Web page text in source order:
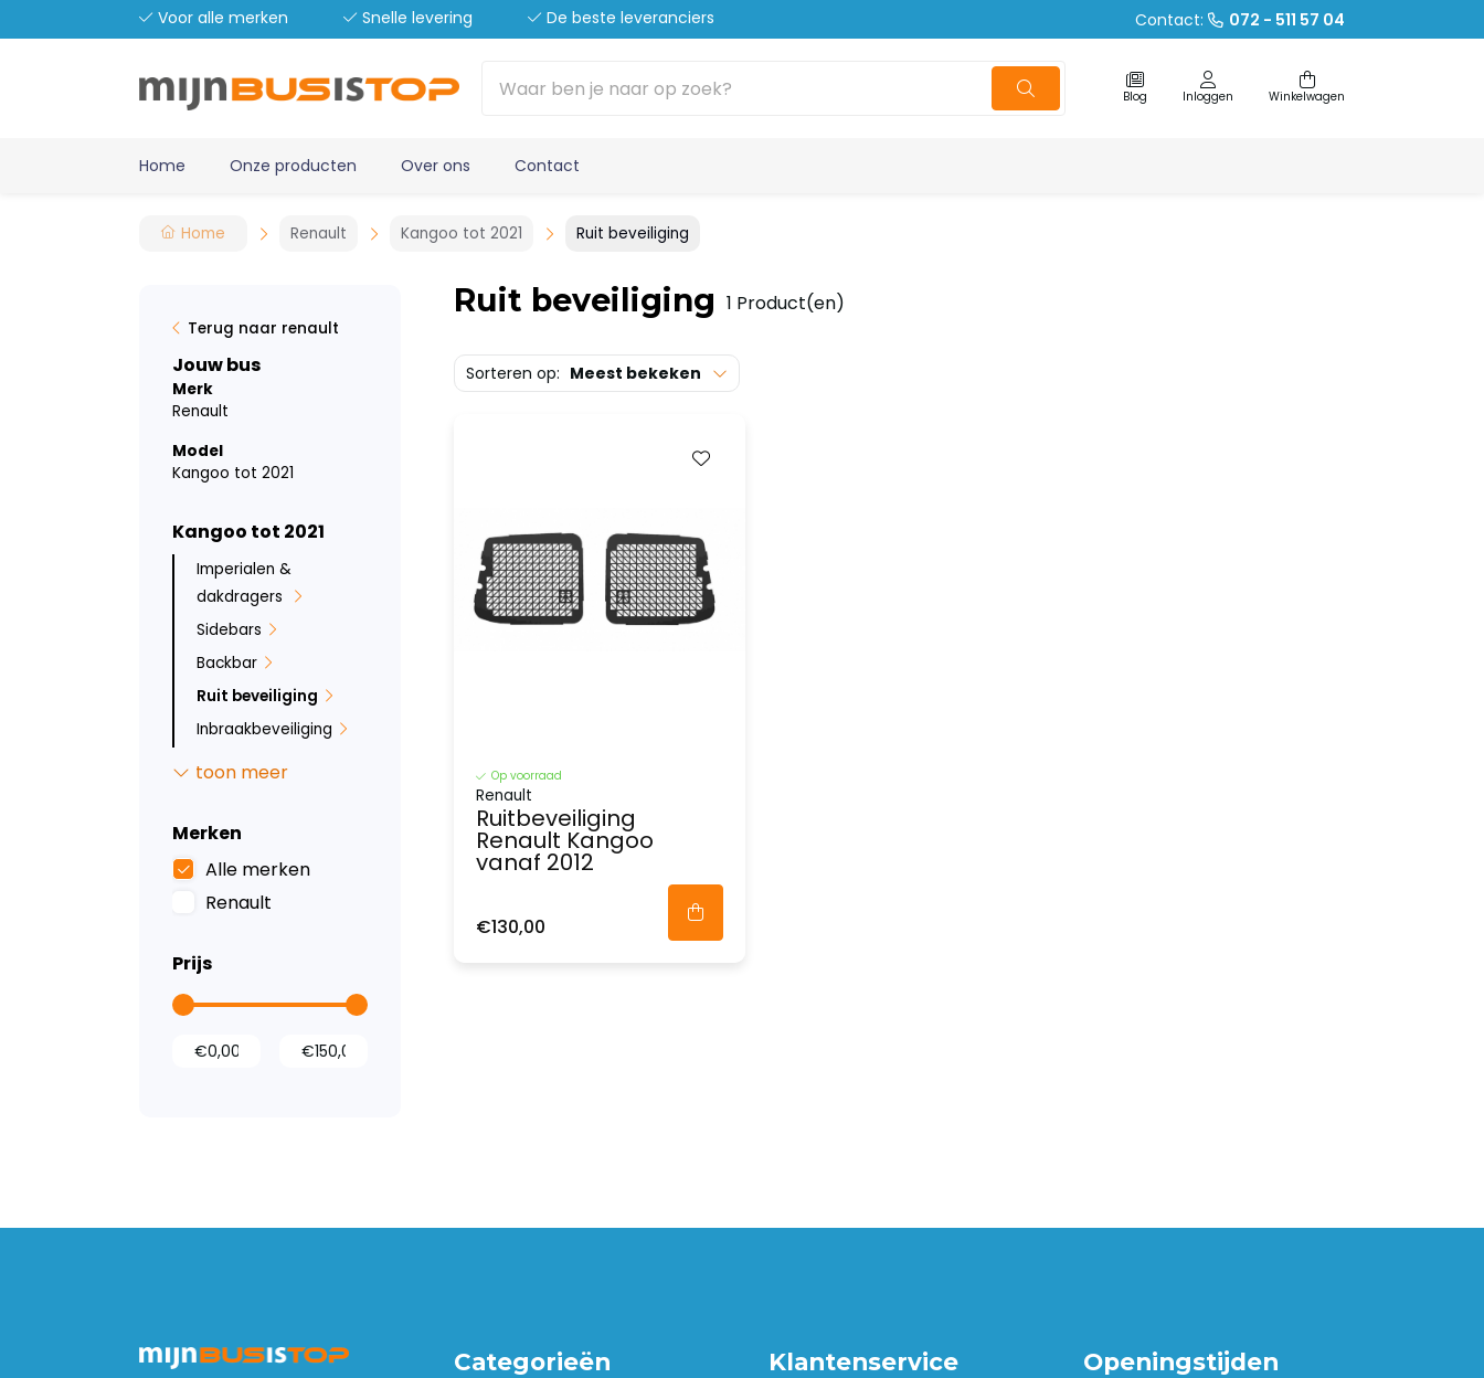
Voor alle merken Snelle levering De beste leveranciers Contact: 072 - 511 57 04
Blog Inloggen Winkelwagen
Home Onze producten Over ons Contact
Home Renault Kangoo tot 2021 Ruit beveiliging
Terug naar renault
Jouw bus
Merk
Renault
Model
Kangoo tot 2021
Kangoo tot 2021
Imperialen &
dakdragers
Sidebars
Backbar
Ruit beveiliging
Inbraakbeveiliging
Led verlichting
Laadvloeren
Wandbetimmering
Deurpanelen
vloerventilatie
toon meer
Merken
Alle merken
Renault
Prijs
Ruit beveiliging 1 Product(en)
Sorteren op: Meest bekeken
Op voorraad
Renault
Ruitbeveiliging
Renault Kangoo
vanaf 2012
€130,00
Categorieën Klantenservice Openingstijden